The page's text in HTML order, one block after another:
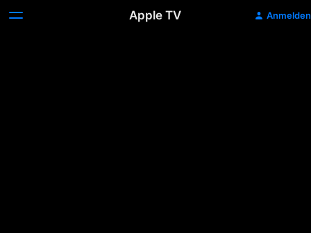
Apple TV Anmelden